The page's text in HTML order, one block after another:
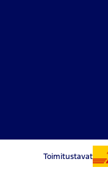
Toimitustavat